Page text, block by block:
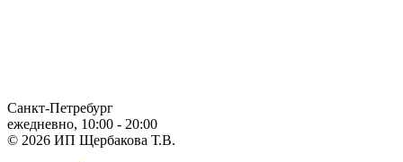
Санкт-Петребург
ежедневно, 10:00 - 20:00
© 2026 ИП Щербакова Т.В.